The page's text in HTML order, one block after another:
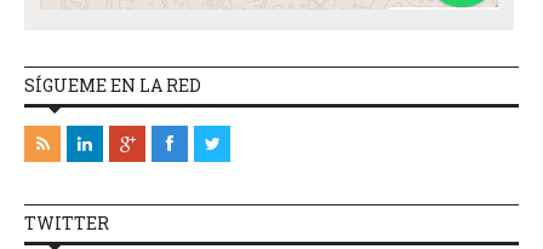
SÍGUEME EN LA RED
TWITTER